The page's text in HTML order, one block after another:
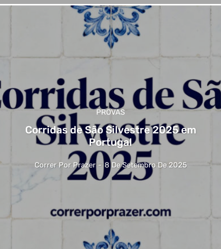
PROVAS
Corridas de São Silvestre 2025 em
Portugal
Correr Por Prazer - 8 De Setembro De 2025